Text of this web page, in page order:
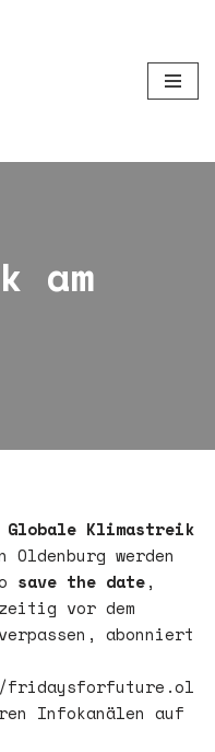
am
Globale Klimastreik
werden
save the date,
vor dem
abonniert
fridaysforfuture.ol
Infokanälen auf